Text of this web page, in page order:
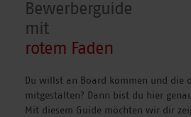
Bewerberguide
mit
rotem Faden
Du willst an Board kommen und die
mitgestalten? Dann bist du hier
Mit diesem Guide möchten wir dir